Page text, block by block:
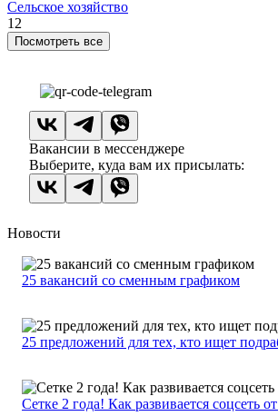
Сельское хозяйство
12
Посмотреть все
Вакансии в мессенджере
Выберите, куда вам их присылать:
Новости
25 вакансий со сменным графиком
25 предложений для тех, кто ищет
Сетке 2 года! Как развивается соцсеть